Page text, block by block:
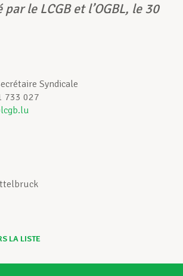
le LCGB et l’OGBL, le 30
Syndicale
733 027
LA LISTE